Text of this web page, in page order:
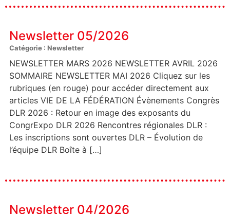
Newsletter 05/2026
Catégorie : Newsletter
NEWSLETTER MARS 2026 NEWSLETTER AVRIL 2026
SOMMAIRE NEWSLETTER MAI 2026 Cliquez sur les
rubriques (en rouge) pour accéder directement aux
articles VIE DE LA FÉDÉRATION Évènements Congrès
DLR 2026 : Retour en image des exposants du
CongrExpo DLR 2026 Rencontres régionales DLR :
Les inscriptions sont ouvertes DLR – Évolution de
l’équipe DLR Boîte à […]
Newsletter 04/2026